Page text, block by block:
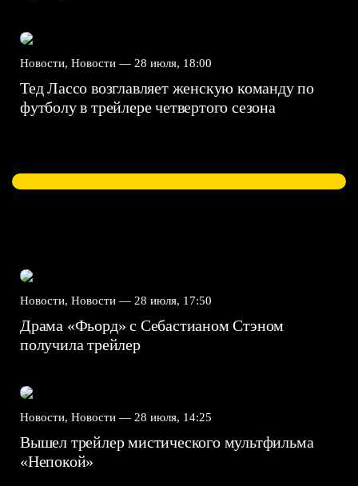
Новости, Новости — 28 июля, 18:00
Тед Лассо возглавляет женскую команду по
футболу в трейлере четвертого сезона
Новости, Новости — 28 июля, 17:50
Драма «Фьорд» с Себастианом Стэном
получила трейлер
Новости, Новости — 28 июля, 14:25
Вышел трейлер мистического мультфильма
«Непокой»